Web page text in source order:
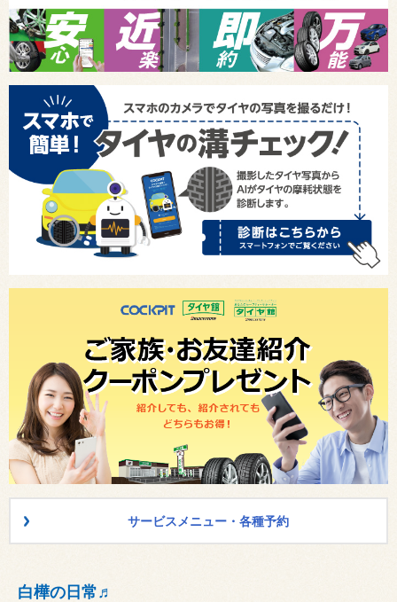
サービスメニュー・各種予約
白樺の日常♬